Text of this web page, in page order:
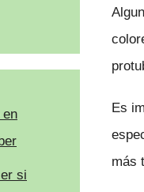
Es
más
en
si